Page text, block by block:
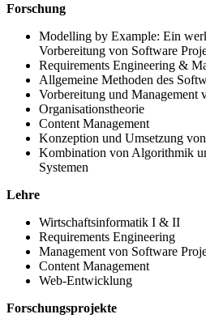
Forschung
Modelling by Example: Ein
Vorbereitung von Software
Requirements Engineering &
Allgemeine Methoden des
Vorbereitung und Management
Organisationstheorie
Content Management
Konzeption und Umsetzung
Kombination von Algorithmik
Systemen
Lehre
Wirtschaftsinformatik I & II
Requirements Engineering
Management von Software
Content Management
Web-Entwicklung
Forschungsprojekte